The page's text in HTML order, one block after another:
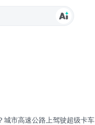
城市高速公路上驾驶超级卡车